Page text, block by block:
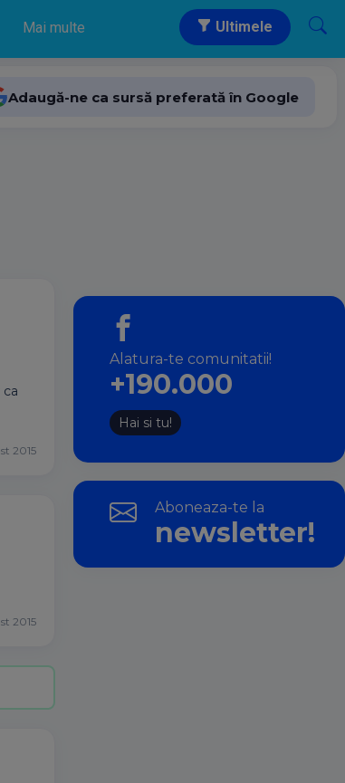
Mai multe Ultimele
Adaugă-ne ca sursă preferată în Google
2015
2015
Alatura-te comunitatii!
+190.000
Hai si tu!
Aboneaza-te la
newsletter!